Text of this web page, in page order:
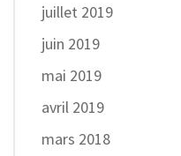
juillet 2019
juin 2019
mai 2019
avril 2019
mars 2018